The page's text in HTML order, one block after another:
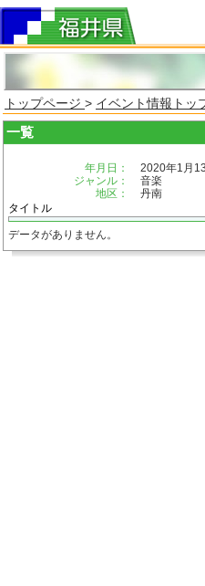
トップページ > イベント情報トッ
一覧
年月日：
2020年1月
ジャンル：
音楽
地区：
丹南
タイトル
データがありません。